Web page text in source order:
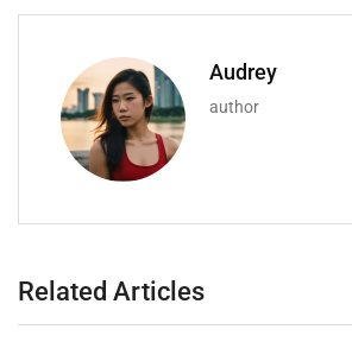
Audrey
author
Related Articles